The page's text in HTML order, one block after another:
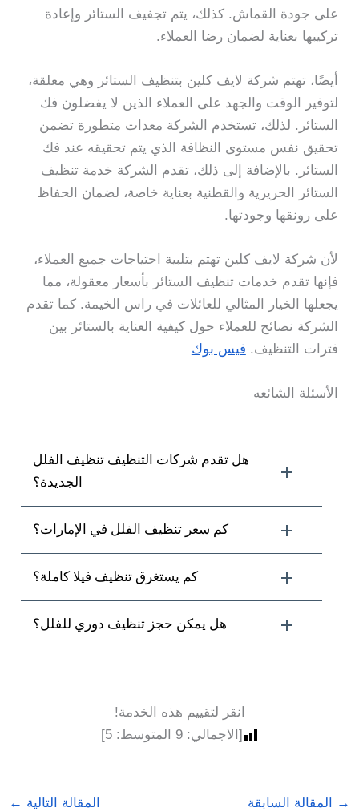
على جودة القماش. كذلك، يتم تجفيف الستائر وإعادة
تركيبها بعناية لضمان رضا العملاء.
أيضًا، تهتم شركة لايف كلين بتنظيف الستائر وهي معلقة،
لتوفير الوقت والجهد على العملاء الذين لا يفضلون فك
الستائر. لذلك، تستخدم الشركة معدات متطورة تضمن
تحقيق نفس مستوى النظافة الذي يتم تحقيقه عند فك
الستائر. بالإضافة إلى ذلك، تقدم الشركة خدمة تنظيف
الستائر الحريرية والقطنية بعناية خاصة، لضمان الحفاظ
على رونقها وجودتها.
لأن شركة لايف كلين تهتم بتلبية احتياجات جميع العملاء،
فإنها تقدم خدمات تنظيف الستائر بأسعار معقولة، مما
يجعلها الخيار المثالي للعائلات في راس الخيمة. كما تقدم
الشركة نصائح للعملاء حول كيفية العناية بالستائر بين
فترات التنظيف. فيس بوك
الأسئلة الشائعه
هل تقدم شركات التنظيف تنظيف الفلل
الجديدة؟
كم سعر تنظيف الفلل في الإمارات؟
كم يستغرق تنظيف فيلا كاملة؟
هل يمكن حجز تنظيف دوري للفلل؟
انقر لتقييم هذه الخدمة!
[الاجمالي:9 المتوسط:5
]
→ المقالة السابقة المقالة التالية ←